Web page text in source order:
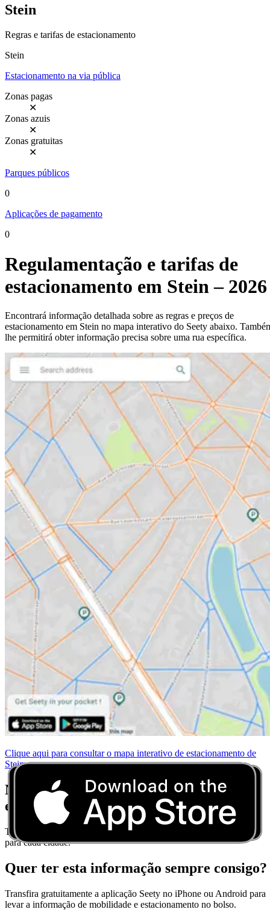
Stein
Regras e tarifas de estacionamento
Stein
Estacionamento na via pública
Zonas pagas
✕
Zonas azuis
✕
Zonas gratuitas
✕
Parques públicos
0
Aplicações de pagamento
0
Regulamentação e tarifas de
estacionamento em Stein – 2026
Encontrará informação detalhada sobre as regras e preços de
estacionamento em Stein no mapa interativo do Seety abaixo.
lhe permitirá obter informação precisa sobre uma rua específica.
Clique aqui para consultar o mapa interativo de estacionamento de
Stein
Não se preocupe mais com as regras de
estacionamento
Transfira o Seety e obtenha dicas de estacionamento em tempo real
para cada cidade.
Quer ter esta informação sempre consigo?
Transfira gratuitamente a aplicação Seety no iPhone ou Android para
levar a informação de mobilidade e estacionamento no bolso.